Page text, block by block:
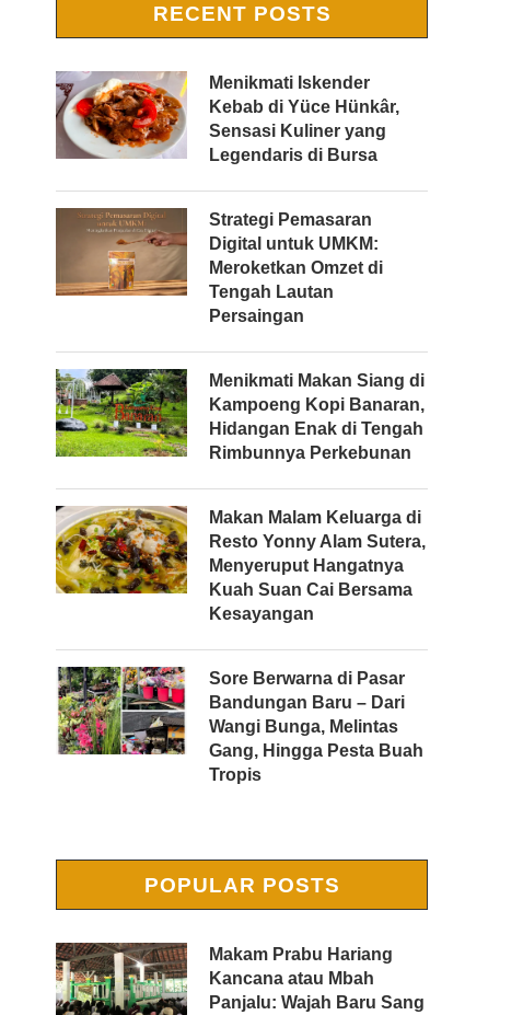
RECENT POSTS
Menikmati Iskender
Kebab di Yüce Hünkâr,
Sensasi Kuliner yang
Legendaris di Bursa
Strategi Pemasaran
Digital untuk UMKM:
Meroketkan Omzet di
Tengah Lautan
Persaingan
Menikmati Makan Siang di
Kampoeng Kopi Banaran,
Hidangan Enak di Tengah
Rimbunnya Perkebunan
Makan Malam Keluarga di
Resto Yonny Alam Sutera,
Menyeruput Hangatnya
Kuah Suan Cai Bersama
Kesayangan
Sore Berwarna di Pasar
Bandungan Baru – Dari
Wangi Bunga, Melintas
Gang, Hingga Pesta Buah
Tropis
POPULAR POSTS
Makam Prabu Hariang
Kancana atau Mbah
Panjalu: Wajah Baru Sang